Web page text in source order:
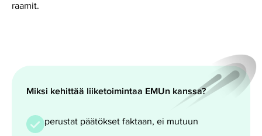
raamit.
Miksi kehittää liiketoimintaa EMUn kanssa?
perustat päätökset faktaan, ei mutuun